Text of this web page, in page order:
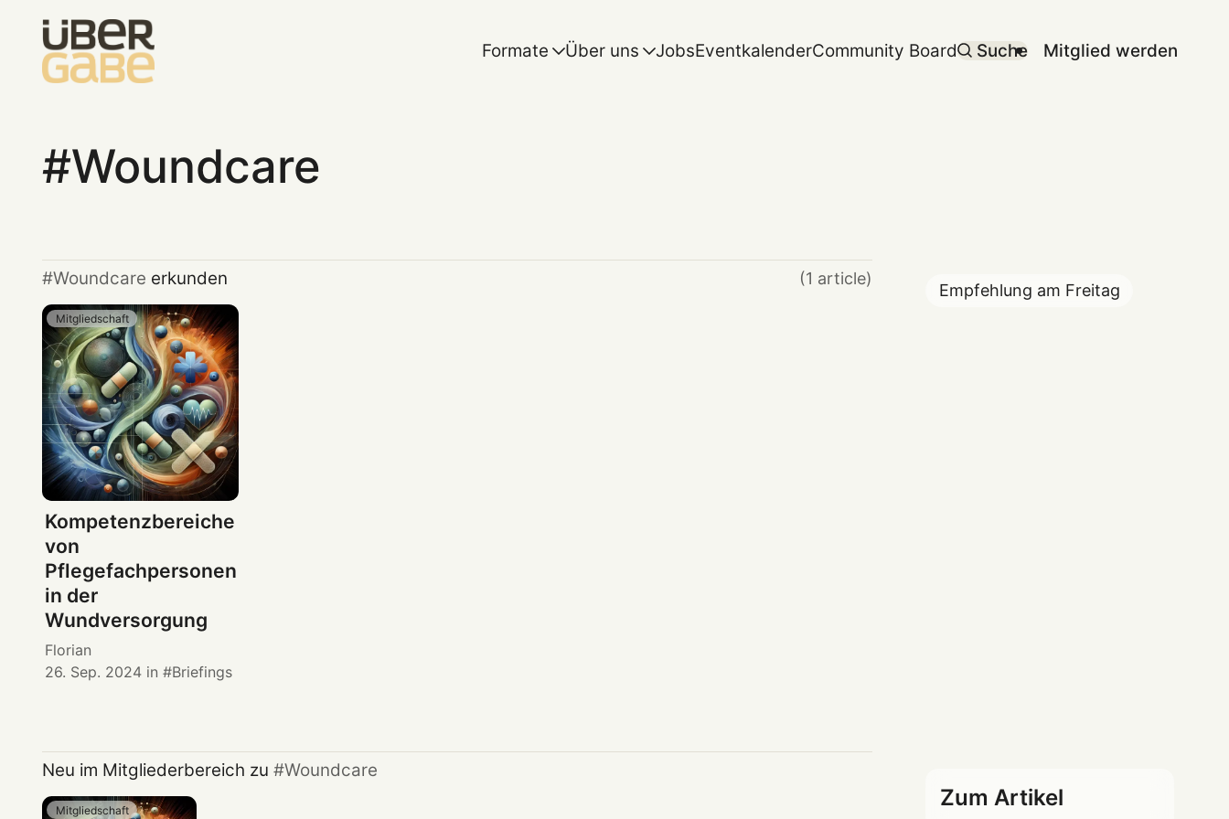
Formate Über uns JobsEventkalenderCommunity Board Suche Mitglied werden
Woundcare
Empfehlung am Freitag
Zum Artikel
Woundcare erkunden (1 article)
Mitgliedschaft
Kompetenzbereiche
von
Pflegefachpersonen
in der
Wundversorgung
Florian
26. Sep. 2024in Briefings
Neu im Mitgliederbereich zu Woundcare
Mitgliedschaft